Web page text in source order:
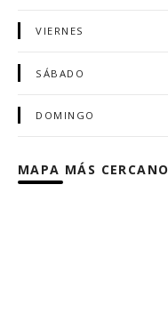
VIERNES
SÁBADO
DOMINGO
MAPA MÁS CERCANO